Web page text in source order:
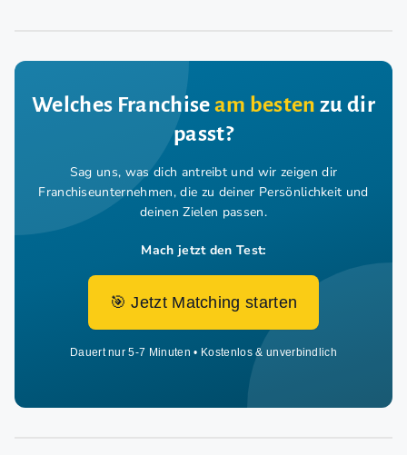
Welches Franchiseam besten zu dir
passt?
Sag uns, was dich antreibt und wir zeigen dir
Franchiseunternehmen, die zu deiner Persönlichkeit und
deinen Zielen passen.
Mach jetzt den Test:
🎯 Jetzt Matching starten
Dauert nur 5-7 Minuten • Kostenlos & unverbindlich